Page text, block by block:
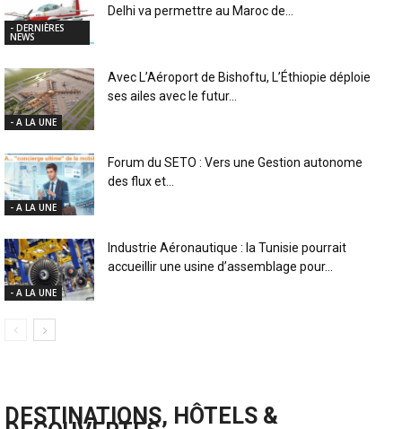
- DERNIÈRES
NEWS
Delhi va permettre au Maroc de...
- A LA UNE
Avec L’Aéroport de Bishoftu, L’Éthiopie déploie
ses ailes avec le futur...
- A LA UNE
Forum du SETO : Vers une Gestion autonome
des flux et...
- A LA UNE
Industrie Aéronautique : la Tunisie pourrait
accueillir une usine d’assemblage pour...
DESTINATIONS, HÔTELS &